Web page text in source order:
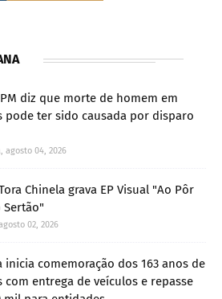
diz que morte de homem em
pode ter sido causada por disparo
agosto 04, 2026
Chinela grava EP Visual "Ao Pôr
Sertão"
02, 2026
inicia comemoração dos 163 anos de
com entrega de veículos e repasse